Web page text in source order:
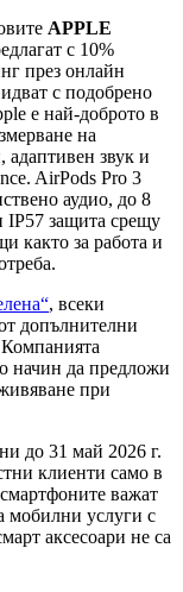
APPLE
с 10%
през онлайн
с подобрено
е най-доброто в
на
звук и
AirPods Pro 3
аудио, до 8
IP57 защита срещу
както за работа и
, всеки
допълнителни
начин да предложи
при
до 31 май 2026 г.
клиенти само в
важат
мобилни услуги с
аксесоари не са